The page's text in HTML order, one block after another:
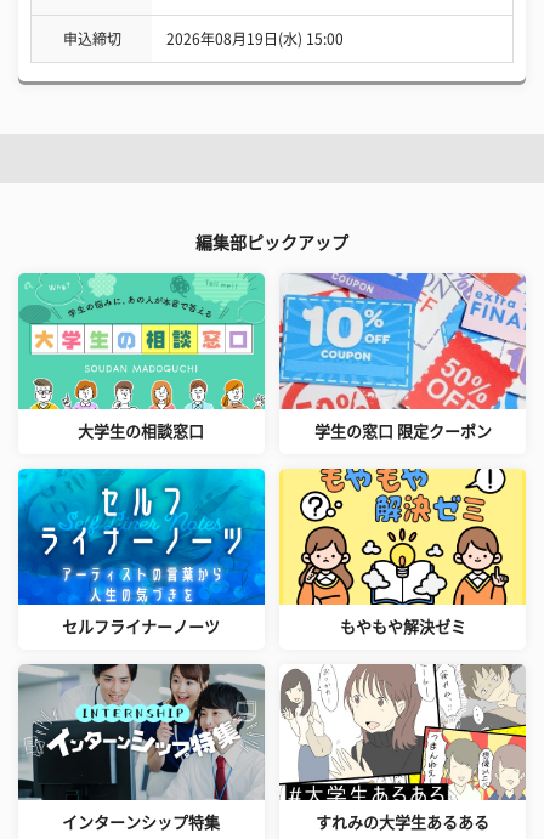
申込締切 2026年08月19日(水) 15:00
編集部ピックアップ
大学生の相談窓口 学生の窓口 限定クーポン
セルフライナーノーツ もやもや解決ゼミ
インターンシップ特集 すれみの大学生あるある